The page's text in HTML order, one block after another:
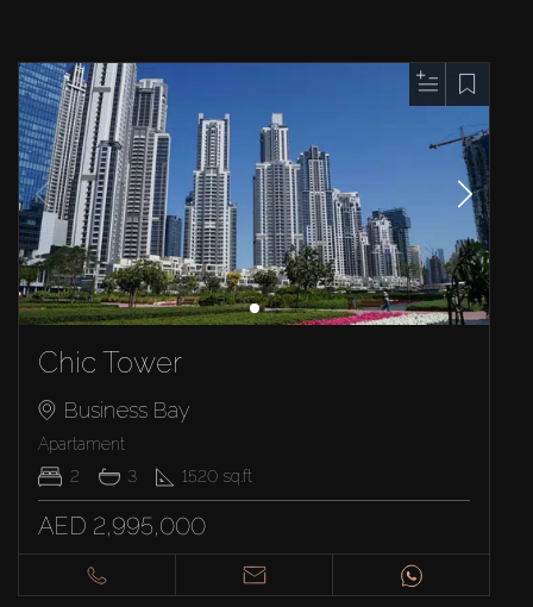
Chic Tower
Business Bay
Apartament
2
3 1520 sq.ft
AED 2,995,000